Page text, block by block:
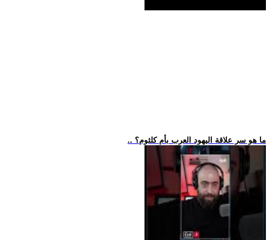
.. ما هو سر علاقة اليهود العرب بأم كلثوم؟